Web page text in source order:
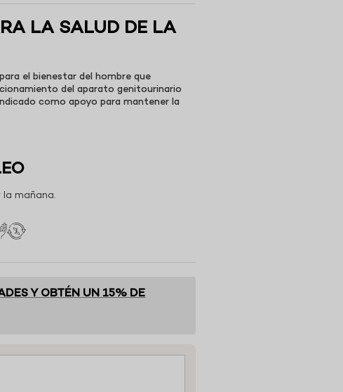
LA SALUD DE LA
el bienestar del hombre que
del aparato genitourinario
como apoyo para mantener la
la mañana.
Y OBTÉN UN 15% DE